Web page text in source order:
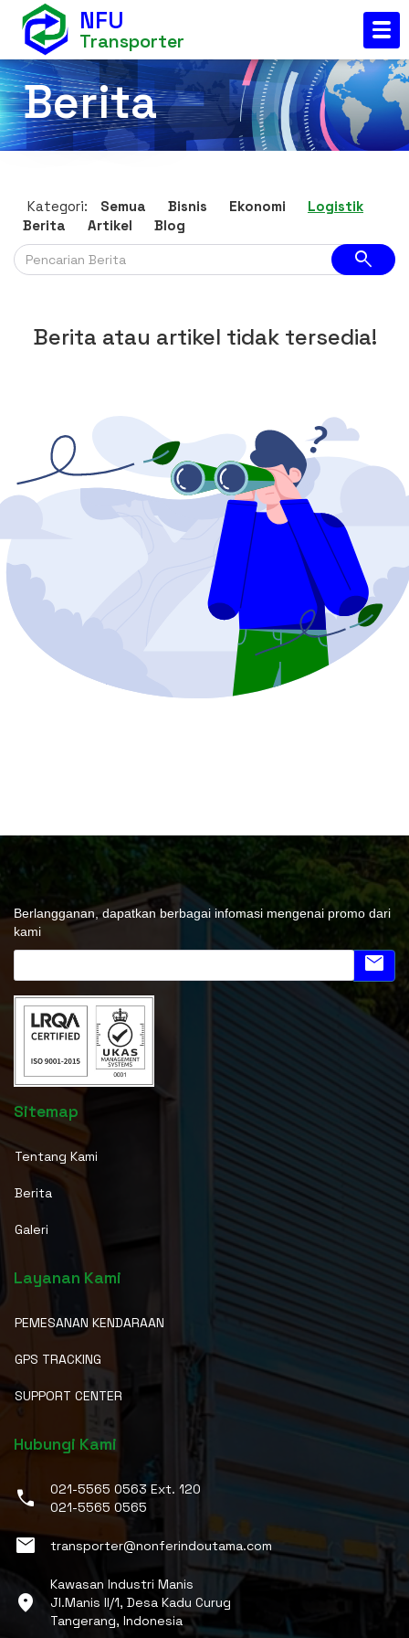
NFU
Transporter
Berita
Kategori: Semua Bisnis Ekonomi
Logistik
Berita
Artikel Blog
search
Berita atau artikel tidak tersedia!
Berlangganan, dapatkan berbagai infomasi mengenai promo dari
kami
email
Sitemap
Tentang Kami
Berita
Galeri
Layanan Kami
PEMESANAN KENDARAAN
GPS TRACKING
SUPPORT CENTER
Hubungi Kami
phone
021-5565 0563 Ext. 120
021-5565 0565
email transporter@nonferindoutama.com
location_on
Kawasan Industri Manis
Jl.Manis II/1, Desa Kadu Curug
Tangerang, Indonesia